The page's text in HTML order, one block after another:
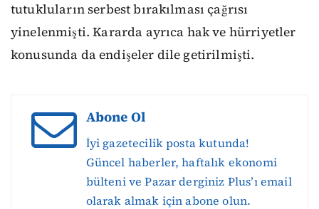
tutukluların serbest bırakılması çağrısı
yinelenmişti. Kararda ayrıca hak ve hürriyetler
konusunda da endişeler dile getirilmişti.
Abone Ol
İyi gazetecilik posta kutunda!
Güncel haberler, haftalık ekonomi
bülteni ve Pazar derginiz Plus’ı email
olarak almak için abone olun.